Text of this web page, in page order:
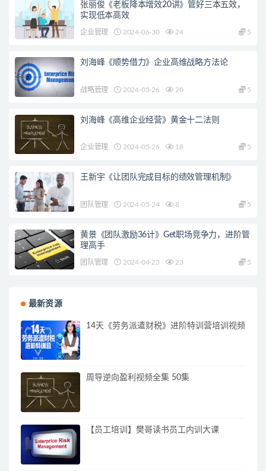
张丽俊《老板降本增效20讲》管好三本五效，
实现低本高效
企业管理 2024-06-30 24 5
刘海峰《顺势借力》企业高维战略方法论
战略管理 2024-05-26 20 5
刘海峰《高维企业经营》黄金十二法则
企业管理 2024-05-26 18 5
王新宇《让团队完成目标的绩效管理机制》
团队管理 2024-05-24 8 5
黄景《团队激励36计》Get职场竞争力，进阶管
理高手
团队管理 2024-04-23 23 5
最新资源
14天《劳务派遣财税》进阶特训营培训视频
周导逆向盈利视频全集 50集
【员工培训】樊哥读书员工内训大课